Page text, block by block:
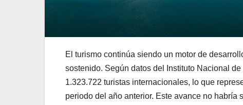
El turismo continúa siendo un motor de
sostenido. Según datos del Instituto Nacional
1.323.722 turistas internacionales, lo que
periodo del año anterior. Este avance no